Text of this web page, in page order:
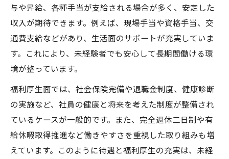
与や昇給、各種手当が支給される場合が多く、安定した
収入が期待できます。例えば、現場手当や資格手当、交
通費支給などがあり、生活面のサポートが充実していま
す。これにより、未経験者でも安心して長期間働ける環
境が整っています。
福利厚生面では、社会保険完備や退職金制度、健康診断
の実施など、社員の健康と将来を考えた制度が整備され
ているケースが一般的です。また、完全週休二日制や有
給休暇取得推進など働きやすさを重視した取り組みも増
えています。このように待遇と福利厚生の充実は、未経